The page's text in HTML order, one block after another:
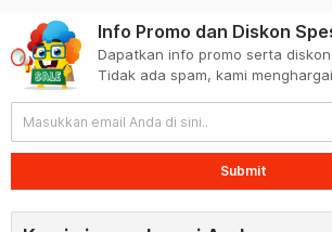
Info Promo dan Diskon
Dapatkan info promo serta
Tidak ada spam, kami
Submit